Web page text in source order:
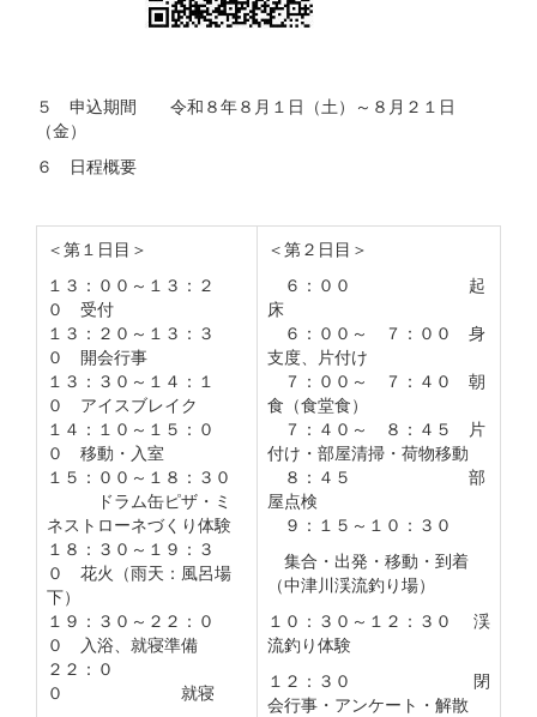
５ 申込期間 令和８年８月１日（土）～８月２１日
（金）
６ 日程概要
＜第１日目＞
１３：００～１３：２
０ 受付
１３：２０～１３：３
０ 開会行事
１３：３０～１４：１
０ アイスブレイク
１４：１０～１５：０
０ 移動・入室
１５：００～１８：３０
ドラム缶ピザ・ミ
ネストローネづくり体験
１８：３０～１９：３
０ 花火（雨天：風呂場
下）
１９：３０～２２：０
０ 入浴、就寝準備
２２：０
０ 就寝
＜第２日目＞
６：００ 起
床
６：００～ ７：００ 身
支度、片付け
７：００～ ７：４０ 朝
食（食堂食）
７：４０～ ８：４５ 片
付け・部屋清掃・荷物移動
８：４５ 部
屋点検
９：１５～１０：３０
集合・出発・移動・到着
（中津川渓流釣り場）
１０：３０～１２：３０ 渓
流釣り体験
１２：３０ 閉
会行事・アンケート・解散